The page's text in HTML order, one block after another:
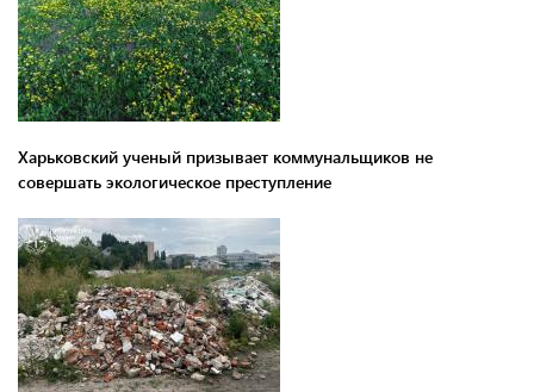
Харьковский ученый призывает коммунальщиков не
совершать экологическое преступление